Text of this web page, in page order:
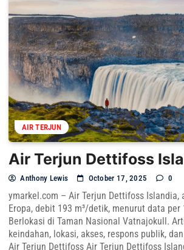
AIR TERJUN
Air Terjun Dettifoss
Anthony Lewis October 17, 2025 0
ymarkel.com – Air Terjun Dettifoss Islandia,
Eropa, debit 193 m³/detik, menurut data per
Berlokasi di Taman Nasional Vatnajokull.
keindahan, lokasi, akses, respons publik,
Air Terjun Dettifoss Air Terjun Dettifoss